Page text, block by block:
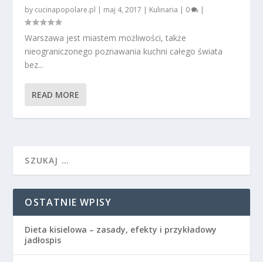
by cucinapopolare.pl | maj 4, 2017 | Kulinaria | 0 |
Warszawa jest miastem możliwości, także
nieograniczonego poznawania kuchni całego świata
bez...
READ MORE
OSTATNIE WPISY
Dieta kisielowa – zasady, efekty i przykładowy
jadłospis